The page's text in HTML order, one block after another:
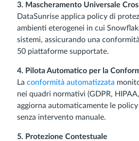
3. Mascheramento Universale
DataSunrise applica policy di
ambienti eterogenei in cui
sistemi, assicurando una
50 piattaforme supportate.
4. Pilota Automatico per la
La conformità automatizzata
nei quadri normativi (GDPR,
aggiorna automaticamente le
senza intervento manuale.
5. Protezione Contestuale